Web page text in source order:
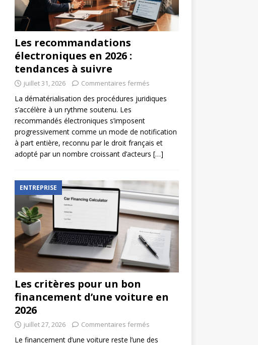
Les recommandations
électroniques en 2026 :
tendances à suivre
juillet 31, 2026 Commentaires fermés
La dématérialisation des procédures juridiques
s’accélère à un rythme soutenu. Les
recommandés électroniques s’imposent
progressivement comme un mode de notification
à part entière, reconnu par le droit français et
adopté par un nombre croissant d’acteurs […]
ENTREPRISE
Les critères pour un bon
financement d’une voiture en
2026
juillet 27, 2026 Commentaires fermés
Le financement d’une voiture reste l’une des